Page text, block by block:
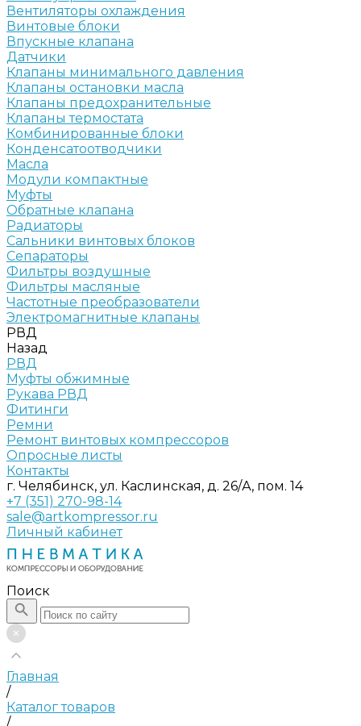
Вентиляторы охлаждения
Винтовые блоки
Впускные клапана
Датчики
Клапаны минимального давления
Клапаны остановки масла
Клапаны предохранительные
Клапаны термостата
Комбинированные блоки
Конденсатоотводчики
Масла
Модули компактные
Муфты
Обратные клапана
Радиаторы
Сальники винтовых блоков
Сепараторы
Фильтры воздушные
Фильтры масляные
Частотные преобразователи
Электромагнитные клапаны
РВД
Назад
РВД
Муфты обжимные
Рукава РВД
Фитинги
Ремни
Ремонт винтовых компрессоров
Опросные листы
Контакты
г. Челябинск, ул. Каслинская, д. 26/А, пом. 14
+7 (351) 270-98-14
sale@artkompressor.ru
Личный кабинет
Поиск
Главная
/
Каталог товаров
/